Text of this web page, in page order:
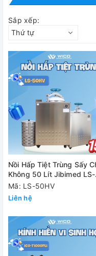
Sắp xếp:
Thứ tự
Nồi Hấp Tiệt Trùng Sấy
Không 50 Lít Jibimed LS-
50HV
Mã: LS-50HV
Liên hệ